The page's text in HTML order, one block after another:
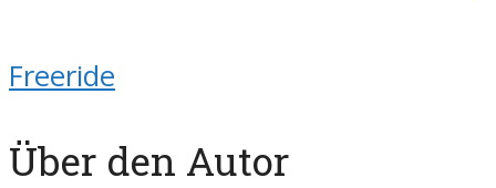
Freeride
Über den Autor